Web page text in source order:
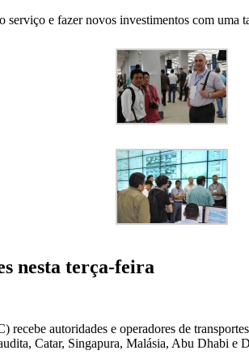
e fazer novos investimentos com uma
nesta terça-feira
autoridades e operadores de
Catar, Singapura, Malásia, Abu Dhabi e